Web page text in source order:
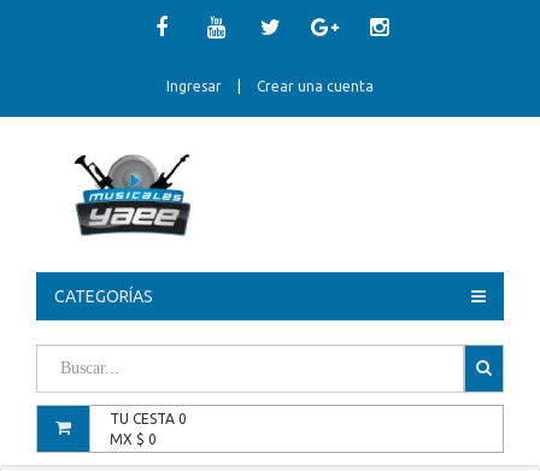
Ingresar Crear una cuenta
CATEGORÍAS
TU CESTA 0
MX $ 0